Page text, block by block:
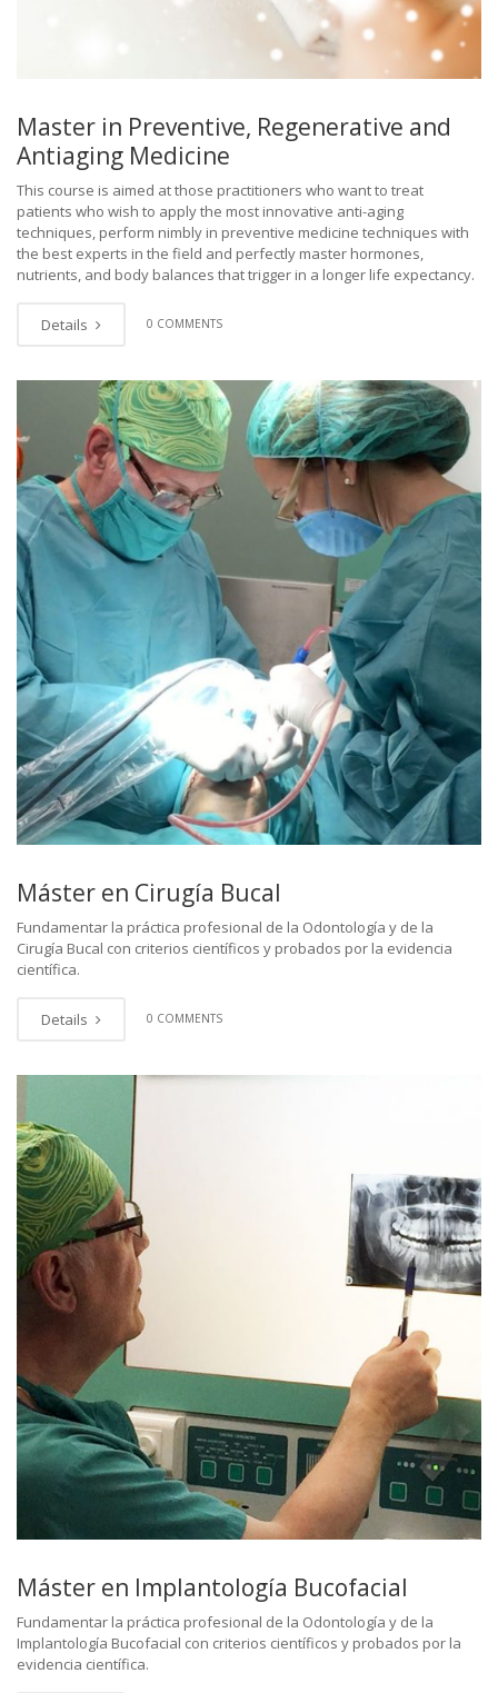
Master in Preventive, Regenerative and
Antiaging Medicine
This course is aimed at those practitioners who want to treat
patients who wish to apply the most innovative anti-aging
techniques, perform nimbly in preventive medicine techniques with
the best experts in the field and perfectly master hormones,
nutrients, and body balances that trigger in a longer life expectancy.
Details 0 COMMENTS
Máster en Cirugía Bucal
Fundamentar la práctica profesional de la Odontología y de la
Cirugía Bucal con criterios científicos y probados por la evidencia
científica.
Details 0 COMMENTS
Máster en Implantología Bucofacial
Fundamentar la práctica profesional de la Odontología y de la
Implantología Bucofacial con criterios científicos y probados por la
evidencia científica.